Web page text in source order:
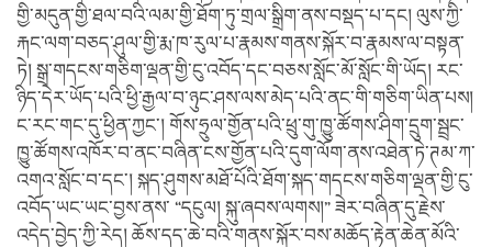
གྱི་མདུན་གྱི་ཐལ་བའི་ལམ་གྱི་ཐོག་ཏུ་གྲལ་སྒྲིག་ནས་བསྡད་པ་དང། ལུས་ཀྱི་
རྐང་ལག་བཅད་ཤུལ་གྱི་རྨ་ཁ་རུལ་པ་རྣམས་གནས་སྐོར་བ་རྣམས་ལ་བསྟན་
ཏེ། སྒྲ་གདངས་གཅིག་ལྡན་གྱི་ངུ་འབོད་དང་བཅས་སློང་མོ་སློང་གི་ཡོད། རང་
ཉིད་དེར་ཡོད་པའི་ཕྱི་རྒྱལ་བ་ཉུང་ཤས་ལས་མེད་པའི་ནང་གི་གཅིག་ཡིན་པས།
ང་རང་གང་དུ་ཕྱིན་ཀྱང་། གོས་ཧྲུལ་གྱོན་པའི་ཕྲུ་གུ་ཁྱུ་ཚོགས་ཤིག་དྲུག་སྦྲང་
ཁྱུ་ཚོགས་འཁོར་བ་ནང་བཞིན་ངས་གྱོན་པའི་དུག་ལོག་ནས་འཐེན་ཏེ་ཊམ་ཀ་
འགའ་སློང་བ་དང་། སྐད་ཤུགས་མཐོ་པོའི་ཐོག་སྐད་གདངས་གཅིག་ལྡན་གྱི་ངུ་
འབོད་ཡང་ཡང་བྱས་ནས་ “དངུལ། སྐུ་ཞབས་ལགས།” ཟེར་བཞིན་དུ་རྗེས་
འདེད་བྱེད་ཀྱི་རེད། ཆོས་དད་ཆེ་བའི་གནས་སྐོར་བས་མཆོད་རྟེན་ཆེན་མོའི་